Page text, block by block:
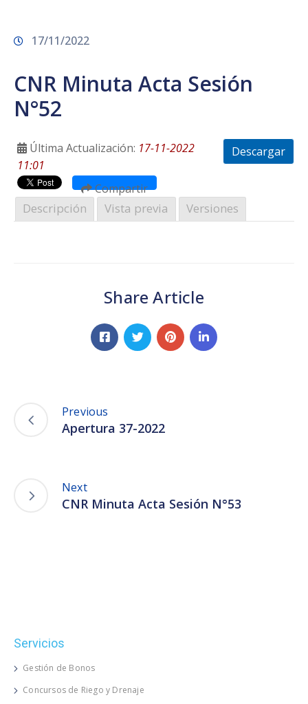
17/11/2022
CNR Minuta Acta Sesión
N°52
Descargar
Última Actualización: 17-11-2022
11:01
Compartir
Descripción Vista previa Versiones
Share Article
Previous
Apertura 37-2022
Next
CNR Minuta Acta Sesión N°53
Servicios
Gestión de Bonos
Concursos de Riego y Drenaje